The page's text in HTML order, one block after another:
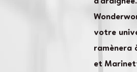
votre
ramènera
et